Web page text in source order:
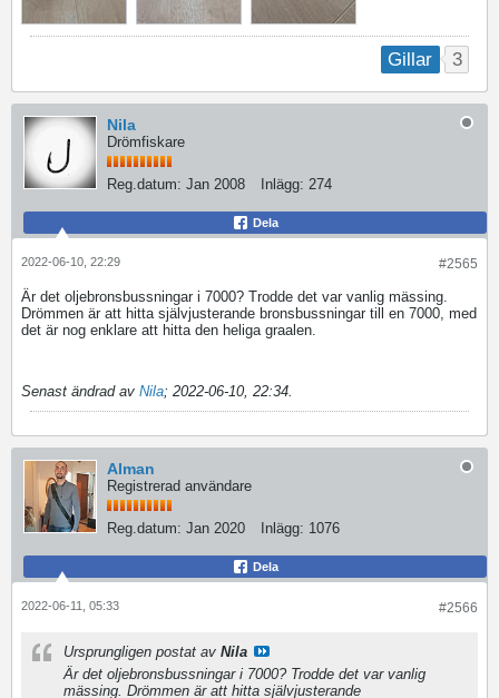
Gillar 3
Nila
Drömfiskare
Reg.datum: Jan 2008 Inlägg: 274
Dela
#2565
2022-06-10, 22:29
Är det oljebronsbussningar i 7000? Trodde det var vanlig mässing.
Drömmen är att hitta självjusterande bronsbussningar till en 7000, med
det är nog enklare att hitta den heliga graalen.
Senast ändrad av Nila; 2022-06-10, 22:34.
Alman
Registrerad användare
Reg.datum: Jan 2020 Inlägg: 1076
Dela
#2566
2022-06-11, 05:33
Ursprungligen postat av Nila
Är det oljebronsbussningar i 7000? Trodde det var vanlig
mässing. Drömmen är att hitta självjusterande